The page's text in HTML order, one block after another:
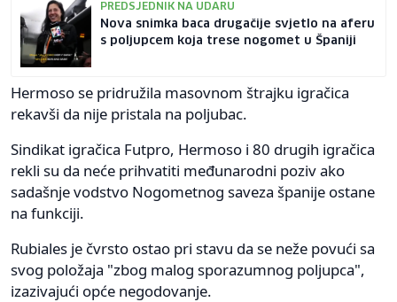
PREDSJEDNIK NA UDARU
Nova snimka baca drugačije svjetlo na aferu
s poljupcem koja trese nogomet u Španiji
Hermoso se pridružila masovnom štrajku igračica
rekavši da nije pristala na poljubac.
Sindikat igračica Futpro, Hermoso i 80 drugih igračica
rekli su da neće prihvatiti međunarodni poziv ako
sadašnje vodstvo Nogometnog saveza španije ostane
na funkciji.
Rubiales je čvrsto ostao pri stavu da se neže povući sa
svog položaja "zbog malog sporazumnog poljupca",
izazivajući opće negodovanje.